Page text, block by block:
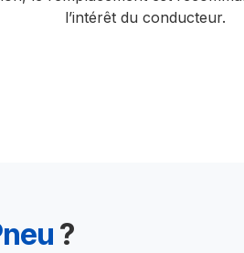
l’intérêt du conducteur.
?